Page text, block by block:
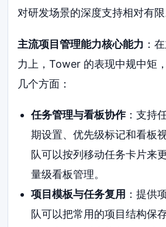
对研发场景的深度支持相对有限
主流项目管理能力核心能力 ：
力上，Tower 的表现中规中矩
几个方面：
任务管理与看板协作：支持
期设置、优先级标记和看板
队可以按列移动任务卡片来
量级看板管理。
项目模板与任务复用 ：提供
队可以把常用的项目结构保